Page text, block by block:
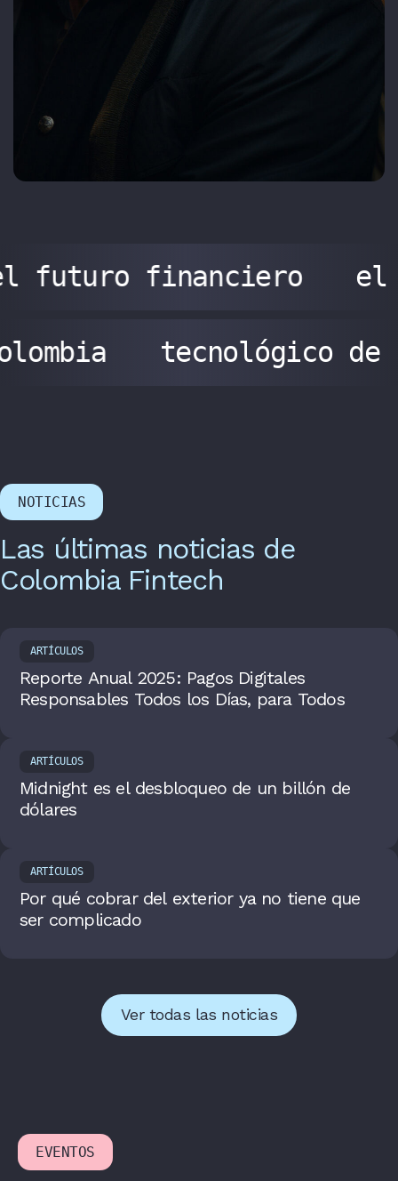
futuro financiero el
tecnológico de
NOTICIAS
Las últimas noticias de
Colombia Fintech
ARTÍCULOS
Reporte Anual 2025: Pagos Digitales
Responsables Todos los Días, para Todos
ARTÍCULOS
Midnight es el desbloqueo de un billón de
dólares
ARTÍCULOS
Por qué cobrar del exterior ya no tiene que
ser complicado
Ver todas las noticias
EVENTOS